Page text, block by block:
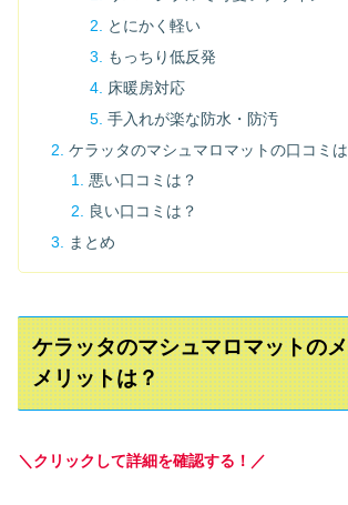
とにかく軽い
もっちり低反発
床暖房対応
手入れが楽な防水・防汚
ケラッタのマシュマロマットの口コミは
悪い口コミは？
良い口コミは？
まとめ
ケラッタのマシュマロマットの
メリットは？
＼クリックして詳細を確認する！／